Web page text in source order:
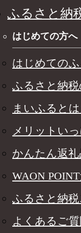
ふるさと納
はじめての方へ
はじめての
ふるさと納
まいふるとは
メリットい
かんたん返
WAON
ふるさと納
よくあるご質